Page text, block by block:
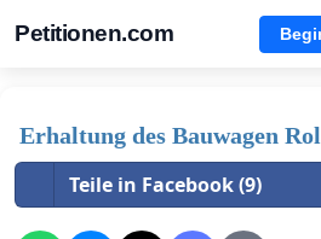
Petitionen.com
Erhaltung des Bauwagen
Teile in Facebook (9)